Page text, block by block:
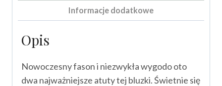
Informacje dodatkowe
Opis
Nowoczesny fason i niezwykła wygodo oto
dwa najważniejsze atuty tej bluzki. Świetnie się